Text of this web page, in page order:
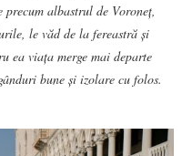
albastrul de Voroneț,
le văd de la fereastră și
ea viața merge mai departe
bune și izolare cu folos.